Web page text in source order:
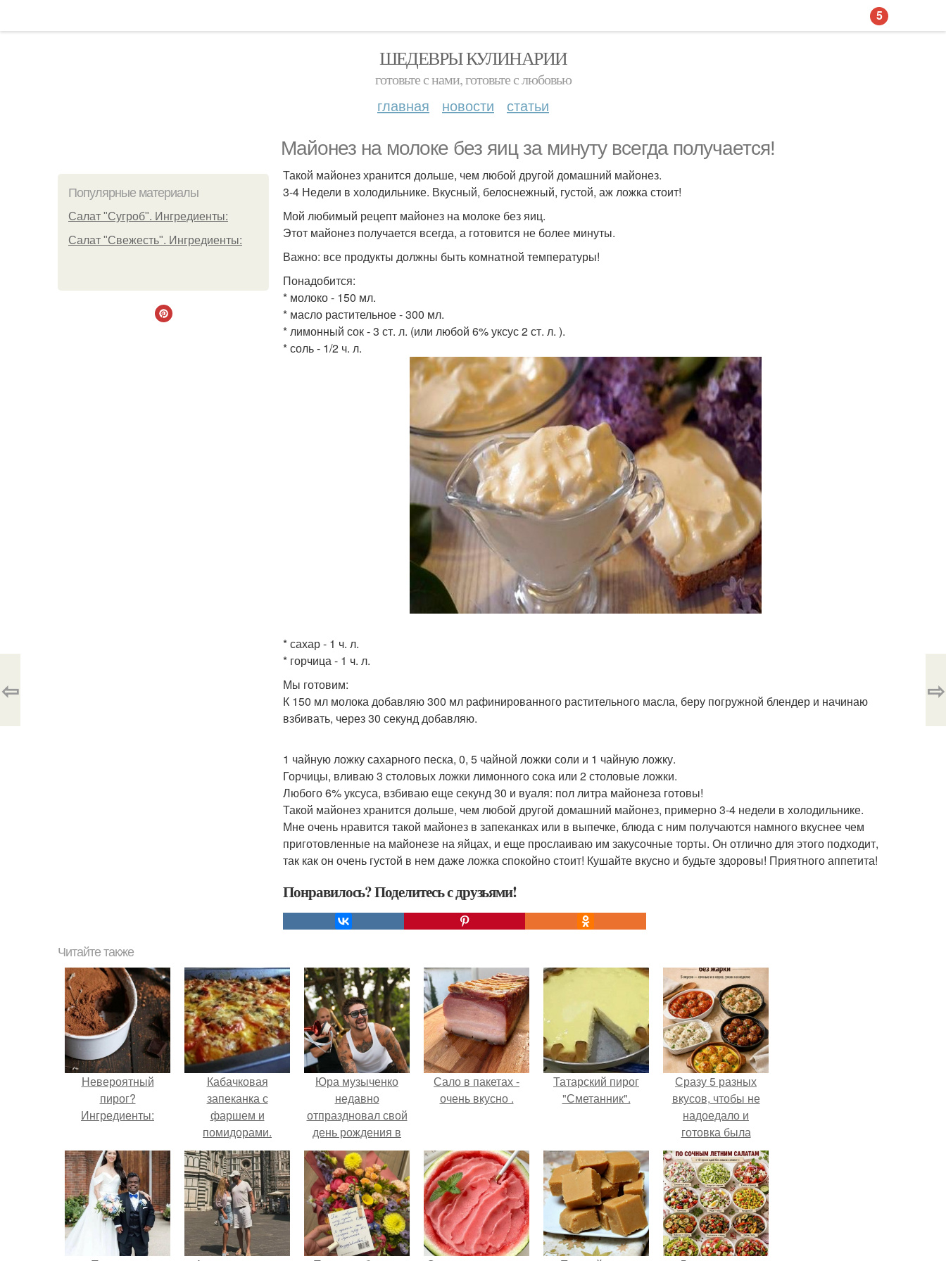
ШЕДЕВРЫ КУЛИНАРИИ
готовьте с нами, готовьте с любовью
главная новости статьи
Майонез на молоке без яиц за минуту всегда получается!
Популярные материалы
Салат "Сугроб". Ингредиенты:
Салат "Свежесть". Ингредиенты:
Такой майонез хранится дольше, чем любой другой домашний майонез.
3-4 Недели в холодильнике. Вкусный, белоснежный, густой, аж ложка стоит!
Мой любимый рецепт майонез на молоке без яиц.
Этот майонез получается всегда, а готовится не более минуты.
Важно: все продукты должны быть комнатной температуры!
Понадобится:
* молоко - 150 мл.
* масло растительное - 300 мл.
* лимонный сок - 3 ст. л. (или любой 6% уксус 2 ст. л. ).
* соль - 1/2 ч. л.
* сахар - 1 ч. л.
* горчица - 1 ч. л.
Мы готовим:
К 150 мл молока добавляю 300 мл рафинированного растительного масла, беру погружной блендер и начинаю
взбивать, через 30 секунд добавляю.
1 чайную ложку сахарного песка, 0, 5 чайной ложки соли и 1 чайную ложку.
Горчицы, вливаю 3 столовых ложки лимонного сока или 2 столовые ложки.
Любого 6% уксуса, взбиваю еще секунд 30 и вуаля: пол литра майонеза готовы!
Такой майонез хранится дольше, чем любой другой домашний майонез, примерно 3-4 недели в холодильнике.
Мне очень нравится такой майонез в запеканках или в выпечке, блюда с ним получаются намного вкуснее чем
приготовленные на майонезе на яйцах, и еще прослаиваю им закусочные торты. Он отлично для этого подходит,
так как он очень густой в нем даже ложка спокойно стоит! Кушайте вкусно и будьте здоровы! Приятного аппетита!
Понравилось? Поделитесь с друзьями!
⇦ ⇨
Читайте также
Невероятный
пирог?
Ингредиенты:
Кабачковая
запеканка с
фаршем и
помидорами.
Юра музыченко
недавно
отпраздновал свой
день рождения в
кругу самых
близких и родных
людей.
Сало в пакетах -
очень вкусно .
Татарский пирог
"Сметанник".
Сразу 5 разных
вкусов, чтобы не
надоедало и
готовка была
проще.
5